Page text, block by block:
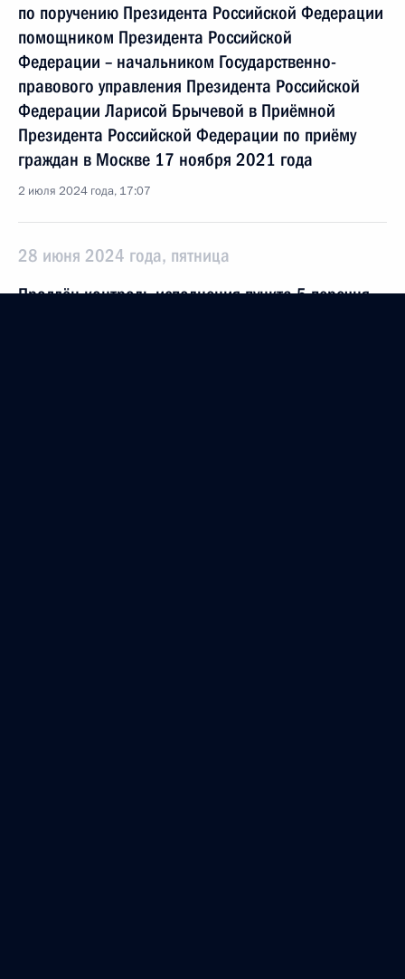
по поручению Президента Российской Федерации
помощником Президента Российской
Федерации – начальником Государственно-
правового управления Президента Российской
Федерации Ларисой Брычевой в Приёмной
Президента Российской Федерации по приёму
граждан в Москве 17 ноября 2021 года
2 июля 2024 года, 17:07
28 июня 2024 года, пятница
Продлён контроль исполнения пункта 5 перечня